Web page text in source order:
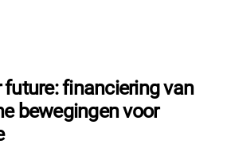
future: financiering van
bewegingen voor